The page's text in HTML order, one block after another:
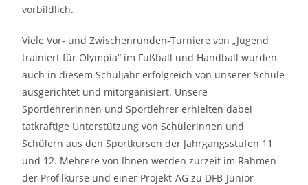
vorbildlich.
Viele Vor- und Zwischenrunden-Turniere von „Jugend
trainiert für Olympia“ im Fußball und Handball wurden
auch in diesem Schuljahr erfolgreich von unserer Schule
ausgerichtet und mitorganisiert. Unsere
Sportlehrerinnen und Sportlehrer erhielten dabei
tatkräftige Unterstützung von Schülerinnen und
Schülern aus den Sportkursen der Jahrgangsstufen 11
und 12. Mehrere von Ihnen werden zurzeit im Rahmen
der Profilkurse und einer Projekt-AG zu DFB-Junior-